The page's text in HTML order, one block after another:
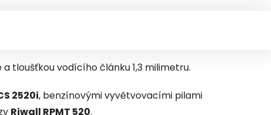
tloušťkou vodícího článku 1,3 milimetru.
2520i, benzínovými vyvětvovacími pilami
Riwall RPMT 520.